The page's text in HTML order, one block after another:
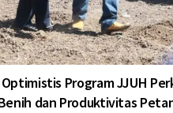
Program JJUH
dan Produktivitas